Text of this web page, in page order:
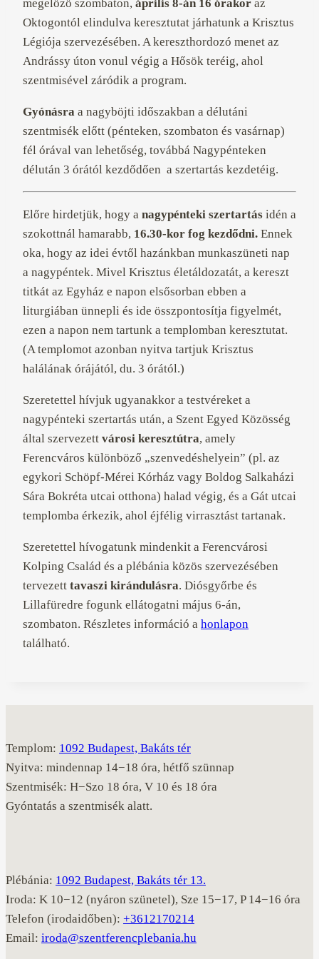
megelőző szombaton, április 8-án 16 órakor az
Oktogontól elindulva keresztutat járhatunk a Krisztus
Légiója szervezésében. A kereszthordozó menet az
Andrássy úton vonul végig a Hősök teréig, ahol
szentmisével záródik a program.
Gyónásra a nagyböjti időszakban a délutáni
szentmisék előtt (pénteken, szombaton és vasárnap)
fél órával van lehetőség, továbbá Nagypénteken
délután 3 órától kezdődően a szertartás kezdetéig.
Előre hirdetjük, hogy a nagypénteki szertartás idén a
szokottnál hamarabb, 16.30-kor fog kezdődni. Ennek
oka, hogy az idei évtől hazánkban munkaszüneti nap
a nagypéntek. Mivel Krisztus életáldozatát, a kereszt
titkát az Egyház e napon elsősorban ebben a
liturgiában ünnepli és ide összpontosítja figyelmét,
ezen a napon nem tartunk a templomban keresztutat.
(A templomot azonban nyitva tartjuk Krisztus
halálának órájától, du. 3 órától.)
Szeretettel hívjuk ugyanakkor a testvéreket a
nagypénteki szertartás után, a Szent Egyed Közösség
által szervezett városi keresztútra, amely
Ferencváros különböző „szenvedéshelyein” (pl. az
egykori Schöpf-Mérei Kórház vagy Boldog Salkaházi
Sára Bokréta utcai otthona) halad végig, és a Gát utcai
templomba érkezik, ahol éjfélig virrasztást tartanak.
Szeretettel hívogatunk mindenkit a Ferencvárosi
Kolping Család és a plébánia közös szervezésében
tervezett tavaszi kirándulásra. Diósgyőrbe és
Lillafüredre fogunk ellátogatni május 6-án,
szombaton. Részletes információ a honlapon
található.
Templom: 1092 Budapest, Bakáts tér
Nyitva: mindennap 14−18 óra, hétfő szünnap
Szentmisék: H−Szo 18 óra, V 10 és 18 óra
Gyóntatás a szentmisék alatt.
Plébánia: 1092 Budapest, Bakáts tér 13.
Iroda: K 10−12 (nyáron szünetel), Sze 15−17, P 14−16 óra
Telefon (irodaidőben): +3612170214
Email: iroda@szentferencplebania.hu